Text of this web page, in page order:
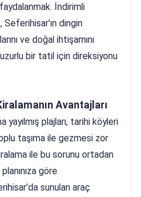
İndirimli
dingin
ve doğal ihtişamını
bir tatil için direksiyonu
Avantajları
plajları, tarihi köyleri
taşıma ile gezmesi zor
ile bu sorunu ortadan
göre
sunulan araç